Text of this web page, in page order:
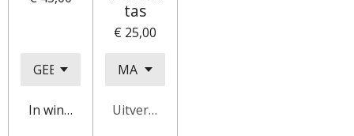
In winkelwagen
tas
€ 25,00
Uitverkocht